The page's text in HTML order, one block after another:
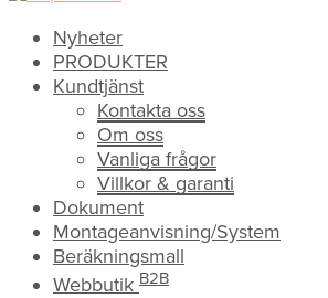
Nyheter
PRODUKTER
Kundtjänst
Kontakta oss
Om oss
Vanliga frågor
Villkor & garanti
Dokument
Montageanvisning/System
Beräkningsmall
Webbutik B2B